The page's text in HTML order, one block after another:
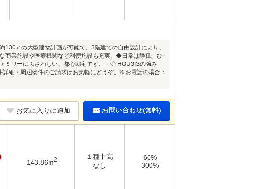
㎡の大型建物計画が可能で、3階建ての自由設計により、
商業施設や医療機関など利便施設も充実。◆日常は静穏、ひ
ミリーにふさわしい、都心邸宅です。---◇ HOUSISの強み
・周辺物件のご請求はお気軽にどうぞ。※お電話の場合：
お気に入りに追加 お問い合わせ(無料)
143.86m2
１種中高
なし
60%
300%